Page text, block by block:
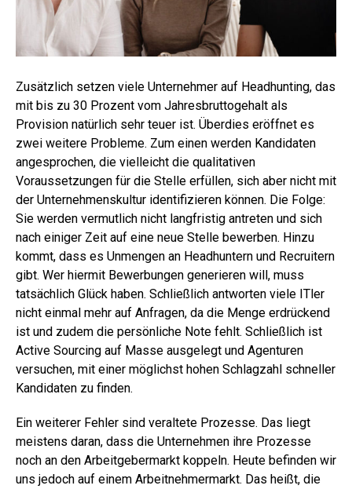
Zusätzlich setzen viele Unternehmer auf Headhunting, das
mit bis zu 30 Prozent vom Jahresbruttogehalt als
Provision natürlich sehr teuer ist. Überdies eröffnet es
zwei weitere Probleme. Zum einen werden Kandidaten
angesprochen, die vielleicht die qualitativen
Voraussetzungen für die Stelle erfüllen, sich aber nicht mit
der Unternehmenskultur identifizieren können. Die Folge:
Sie werden vermutlich nicht langfristig antreten und sich
nach einiger Zeit auf eine neue Stelle bewerben. Hinzu
kommt, dass es Unmengen an Headhuntern und Recruitern
gibt. Wer hiermit Bewerbungen generieren will, muss
tatsächlich Glück haben. Schließlich antworten viele ITler
nicht einmal mehr auf Anfragen, da die Menge erdrückend
ist und zudem die persönliche Note fehlt. Schließlich ist
Active Sourcing auf Masse ausgelegt und Agenturen
versuchen, mit einer möglichst hohen Schlagzahl schneller
Kandidaten zu finden.
Ein weiterer Fehler sind veraltete Prozesse. Das liegt
meistens daran, dass die Unternehmen ihre Prozesse
noch an den Arbeitgebermarkt koppeln. Heute befinden wir
uns jedoch auf einem Arbeitnehmermarkt. Das heißt, die